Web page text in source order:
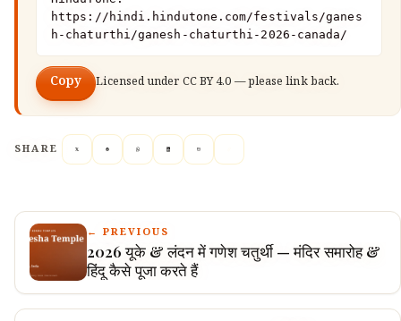
https://hindi.hindutone.com/festivals/ganes
h-chaturthi/ganesh-chaturthi-2026-canada/
Copy Licensed under CC BY 4.0 — please link back.
SHARE
← PREVIOUS
2026 यूके & लंदन में गणेश चतुर्थी — मंदिर समारोह &
हिंदू कैसे पूजा करते हैं